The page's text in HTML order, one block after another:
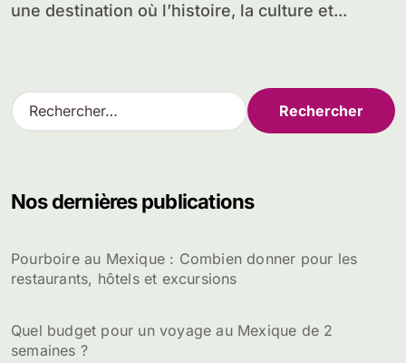
une destination où l’histoire, la culture et...
R
e
r
e
r
Nos dernières publications
Pourboire au Mexique : Combien donner pour les
restaurants, hôtels et excursions
Quel budget pour un voyage au Mexique de 2
semaines ?